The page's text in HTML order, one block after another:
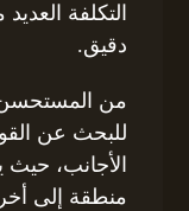
التكلفة
دقيق.
من المستحسن
للبحث عن
الأجانب،
منطقة إلى